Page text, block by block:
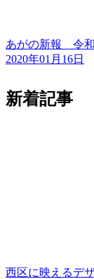
あがの新報 令和
2020年01月16日
新着記事
西区に映えるデ